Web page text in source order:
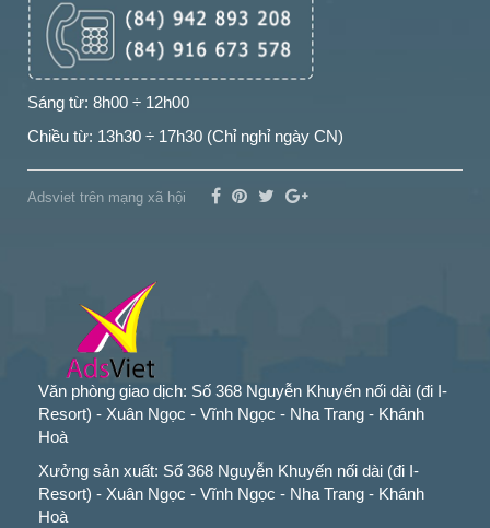
Sáng từ: 8h00 ÷ 12h00
Chiều từ: 13h30 ÷ 17h30 (Chỉ nghỉ ngày CN)
Adsviet trên mạng xã hội
Văn phòng giao dịch: Số 368 Nguyễn Khuyến nối dài (đi I-
Resort) - Xuân Ngọc - Vĩnh Ngọc - Nha Trang - Khánh
Hoà
Xưởng sản xuất: Số 368 Nguyễn Khuyến nối dài (đi I-
Resort) - Xuân Ngọc - Vĩnh Ngọc - Nha Trang - Khánh
Hoà